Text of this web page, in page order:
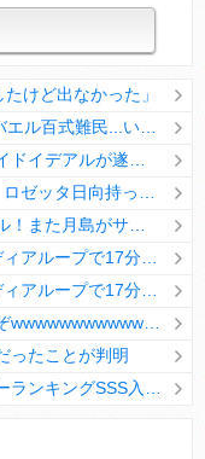
けど出なかった」
ったことが判明